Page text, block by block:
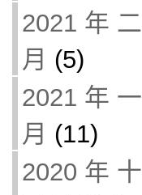
2021 年 二
月 (5)
2021 年 一
月 (11)
2020 年 十